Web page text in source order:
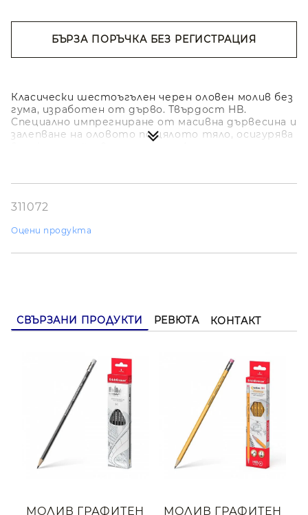
Класически шестоъгълен черен оловен молив без
гума, изработен от дърво. Твърдост HB.
Специално импрегниране от масивна дървесина и
залепване на оловото по цялото тяло, осигурява
БЪРЗА ПОРЪЧКА БЕЗ РЕГИСТРАЦИЯ
Съгласен съм сПолитиката за лични
311072
Оцени продукта
СВЪРЗАНИ ПРОДУКТИ РЕВЮТА КОНТАКТ
МОЛИВ ГРАФИТЕН
МОЛИВ ГРАФИТЕН